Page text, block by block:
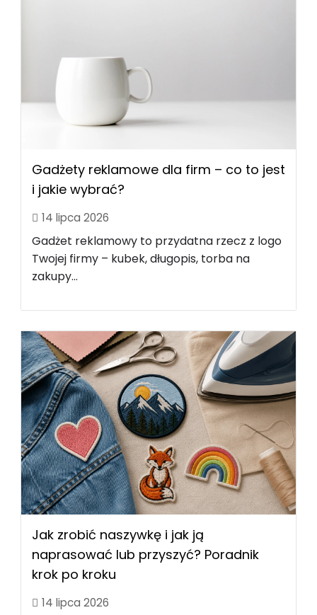
Gadżety reklamowe dla firm – co to jest
i jakie wybrać?
14 lipca 2026
Gadżet reklamowy to przydatna rzecz z logo
Twojej firmy – kubek, długopis, torba na
zakupy...
Jak zrobić naszywkę i jak ją
naprasować lub przyszyć? Poradnik
krok po kroku
14 lipca 2026